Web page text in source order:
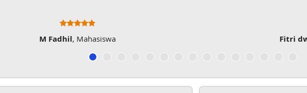
M Fadhil, Mahasiswa Fitri